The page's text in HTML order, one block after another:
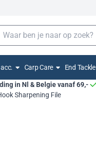
Carp Care End Tackle
in Nl & Belgie vanaf 69,-
Sharpening File